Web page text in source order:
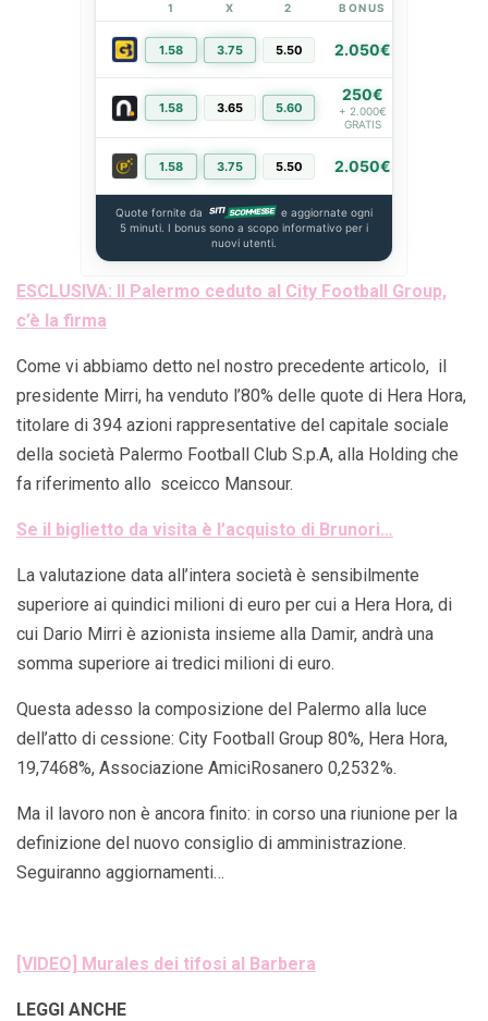
1 X 2 BONUS
1.58 3.75 5.50 2.050€
1.58 3.65 5.60
250€
+ 2.000€
GRATIS
1.58 3.75 5.50 2.050€
Quote fornite da
e aggiornate ogni
5 minuti. I bonus sono a scopo informativo per i
nuovi utenti.
ESCLUSIVA: Il Palermo ceduto al City Football Group,
c’è la firma
Come vi abbiamo detto nel nostro precedente articolo, il
presidente Mirri, ha venduto l’80% delle quote di Hera Hora,
titolare di 394 azioni rappresentative del capitale sociale
della società Palermo Football Club S.p.A, alla Holding che
fa riferimento allo sceicco Mansour.
Se il biglietto da visita è l’acquisto di Brunori…
La valutazione data all’intera società è sensibilmente
superiore ai quindici milioni di euro per cui a Hera Hora, di
cui Dario Mirri è azionista insieme alla Damir, andrà una
somma superiore ai tredici milioni di euro.
Questa adesso la composizione del Palermo alla luce
dell’atto di cessione: City Football Group 80%, Hera Hora,
19,7468%, Associazione AmiciRosanero 0,2532%.
Ma il lavoro non è ancora finito: in corso una riunione per la
definizione del nuovo consiglio di amministrazione.
Seguiranno aggiornamenti…
[VIDEO] Murales dei tifosi al Barbera
LEGGI ANCHE